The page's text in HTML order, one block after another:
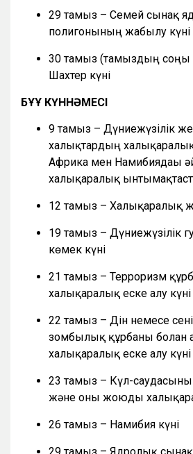
29 тамыз – Семей сынақ
полигонының жабылу күні
30 тамыз (тамыздың соңғы
Шахтер күні
БҰҰ КҮННӘМЕСІ
9 тамыз – Дүниежүзілік
халықтардың халықаралық
Африка мен Намибиядағы
халықаралық
12 тамыз – Халықаралық
19 тамыз – Дүниежүзілік
көмек күні
21 тамыз – Терроризм
халықаралық еске алу күні
22 тамыз – Дін немесе
зомбылық құрбаны болған
халықаралық еске алу күні
23 тамыз – Күл-
және оны жоюды
26 тамыз – Намибия күні